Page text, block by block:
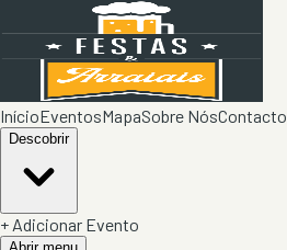
InícioEventosMapaSobre NósContacto
Descobrir
+ Adicionar Evento